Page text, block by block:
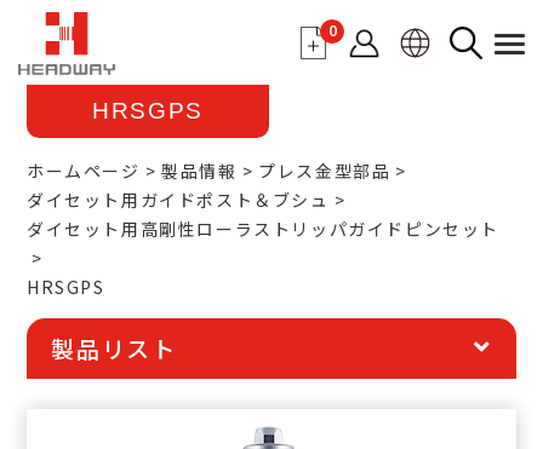
0
HRSGPS
ホームページ 製品情報
プレス金型部品
ダイセット用ガイドポスト＆ブシュ
ダイセット用高剛性ローラストリッパガイドピンセット
HRSGPS
製品リスト